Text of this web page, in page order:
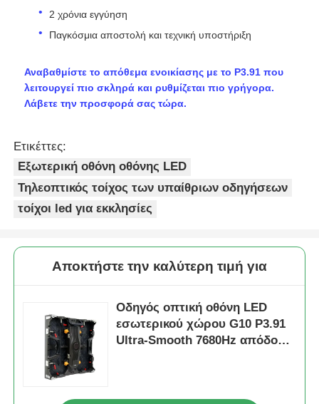
2 χρόνια εγγύηση
Παγκόσμια αποστολή και τεχνική υποστήριξη
Αναβαθμίστε το απόθεμα ενοικίασης με το P3.91 που
λειτουργεί πιο σκληρά και ρυθμίζεται πιο γρήγορα.
Λάβετε την προσφορά σας τώρα.
Ετικέττες:
Εξωτερική οθόνη οθόνης LED
Τηλεοπτικός τοίχος των υπαίθριων οδηγήσεων
τοίχοι led για εκκλησίες
Αποκτήστε την καλύτερη τιμή για
Οδηγός οπτική οθόνη LED
εσωτερικού χώρου G10 P3.91
Ultra-Smooth 7680Hz απόδοση